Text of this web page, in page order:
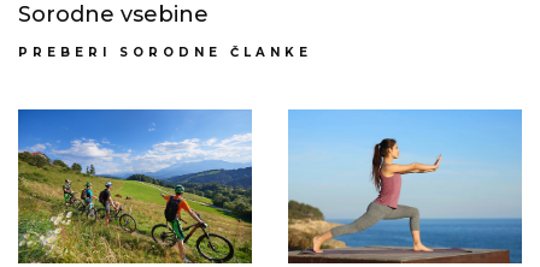
Sorodne vsebine
PREBERI SORODNE ČLANKE